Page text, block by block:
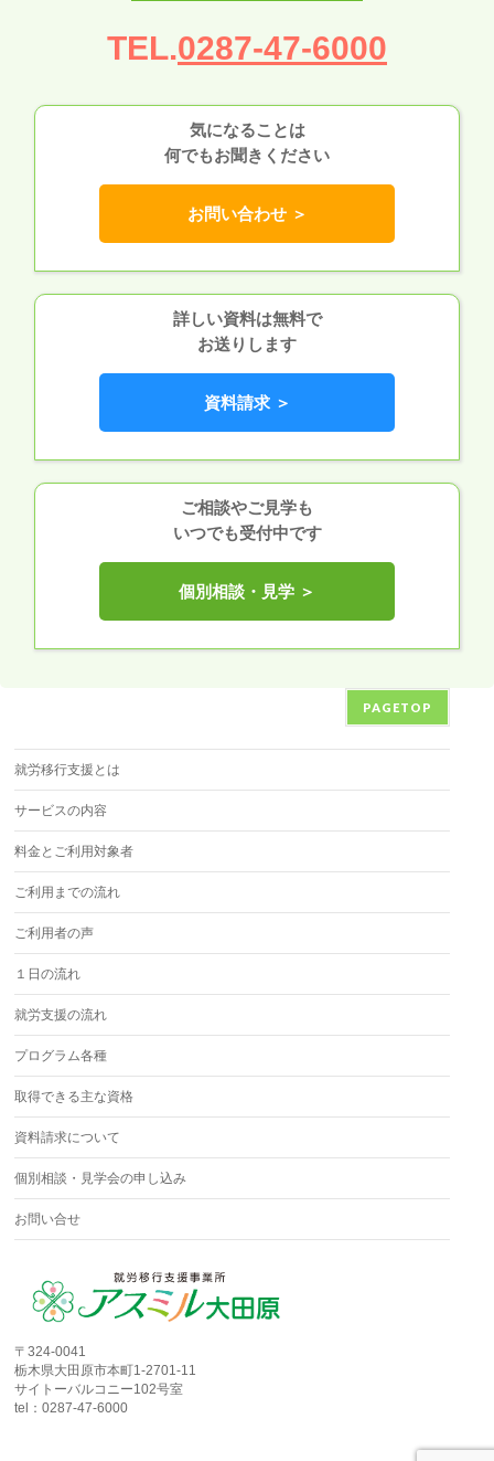
TEL.0287-47-6000
気になることは
何でもお聞きください
お問い合わせ ＞
詳しい資料は無料で
お送りします
資料請求 ＞
ご相談やご見学も
いつでも受付中です
個別相談・見学 ＞
PAGETOP
就労移行支援とは
サービスの内容
料金とご利用対象者
ご利用までの流れ
ご利用者の声
１日の流れ
就労支援の流れ
プログラム各種
取得できる主な資格
資料請求について
個別相談・見学会の申し込み
お問い合せ
〒324-0041
栃木県大田原市本町1-2701-11
サイトーバルコニー102号室
tel：0287-47-6000